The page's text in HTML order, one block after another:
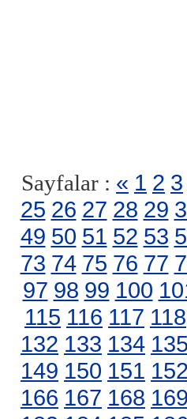
Sayfalar : « 1 2 3
25 26 27 28 29
49 50 51 52 53
73 74 75 76 77
97 98 99 100
115 116 117 118
132 133 134 135
149 150 151 152
166 167 168 169